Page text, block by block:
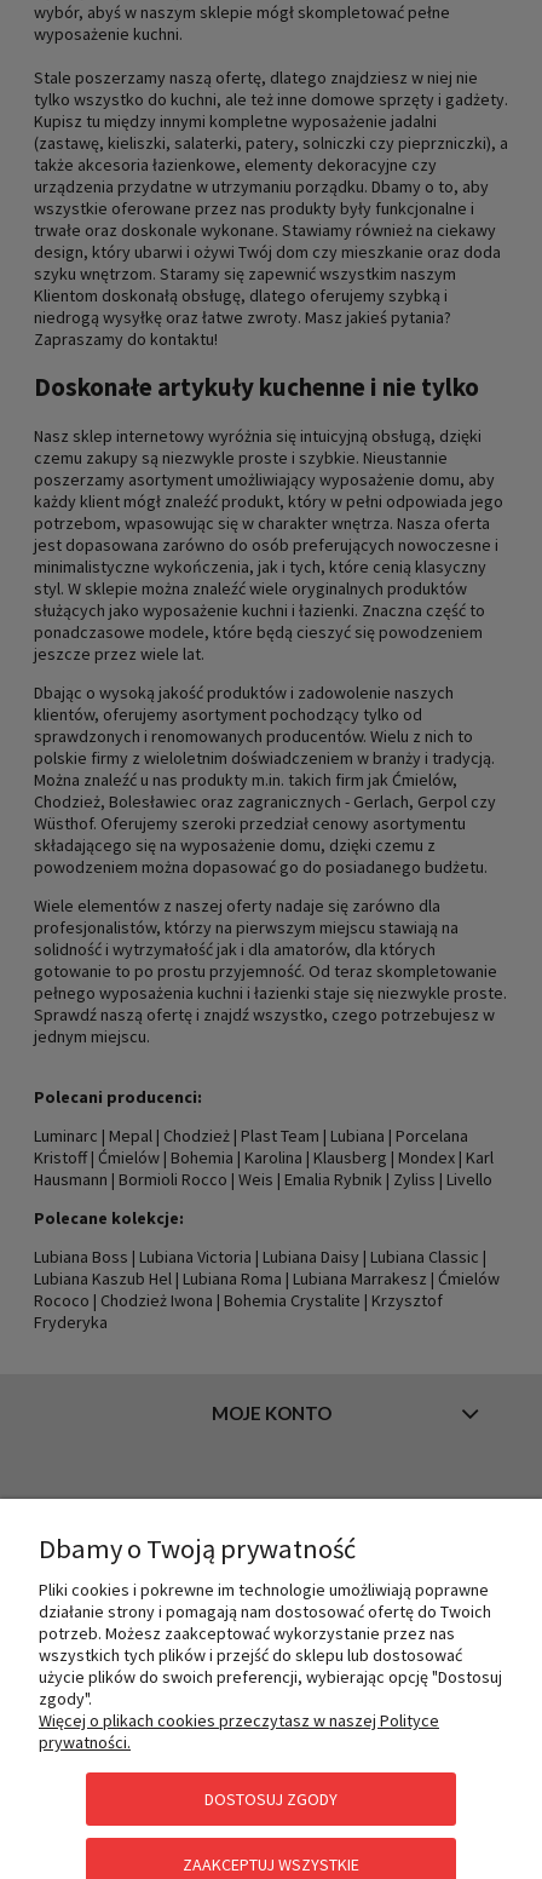
wybór, abyś w naszym sklepie mógł skompletować pełne
wyposażenie kuchni.
Stale poszerzamy naszą ofertę, dlatego znajdziesz w niej nie
tylko wszystko do kuchni, ale też inne domowe sprzęty i gadżety.
Kupisz tu między innymi kompletne wyposażenie jadalni
(zastawę, kieliszki, salaterki, patery, solniczki czy pieprzniczki), a
także akcesoria łazienkowe, elementy dekoracyjne czy
urządzenia przydatne w utrzymaniu porządku. Dbamy o to, aby
wszystkie oferowane przez nas produkty były funkcjonalne i
trwałe oraz doskonale wykonane. Stawiamy również na ciekawy
design, który ubarwi i ożywi Twój dom czy mieszkanie oraz doda
szyku wnętrzom. Staramy się zapewnić wszystkim naszym
Klientom doskonałą obsługę, dlatego oferujemy szybką i
niedrogą wysyłkę oraz łatwe zwroty. Masz jakieś pytania?
Zapraszamy do kontaktu!
Doskonałe artykuły kuchenne i nie tylko
Nasz sklep internetowy wyróżnia się intuicyjną obsługą, dzięki
czemu zakupy są niezwykle proste i szybkie. Nieustannie
poszerzamy asortyment umożliwiający wyposażenie domu, aby
każdy klient mógł znaleźć produkt, który w pełni odpowiada jego
potrzebom, wpasowując się w charakter wnętrza. Nasza oferta
jest dopasowana zarówno do osób preferujących nowoczesne i
minimalistyczne wykończenia, jak i tych, które cenią klasyczny
styl. W sklepie można znaleźć wiele oryginalnych produktów
służących jako wyposażenie kuchni i łazienki. Znaczna część to
ponadczasowe modele, które będą cieszyć się powodzeniem
jeszcze przez wiele lat.
Dbając o wysoką jakość produktów i zadowolenie naszych
klientów, oferujemy asortyment pochodzący tylko od
sprawdzonych i renomowanych producentów. Wielu z nich to
polskie firmy z wieloletnim doświadczeniem w branży i tradycją.
Można znaleźć u nas produkty m.in. takich firm jak Ćmielów,
Chodzież, Bolesławiec oraz zagranicznych - Gerlach, Gerpol czy
Wüsthof. Oferujemy szeroki przedział cenowy asortymentu
składającego się na wyposażenie domu, dzięki czemu z
powodzeniem można dopasować go do posiadanego budżetu.
Wiele elementów z naszej oferty nadaje się zarówno dla
profesjonalistów, którzy na pierwszym miejscu stawiają na
solidność i wytrzymałość jak i dla amatorów, dla których
gotowanie to po prostu przyjemność. Od teraz skompletowanie
pełnego wyposażenia kuchni i łazienki staje się niezwykle proste.
Sprawdź naszą ofertę i znajdź wszystko, czego potrzebujesz w
jednym miejscu.
Polecani producenci:
Luminarc | Mepal | Chodzież | Plast Team | Lubiana | Porcelana
Kristoff| Ćmielów | Bohemia | Karolina | Klausberg | Mondex | Karl
Hausmann | Bormioli Rocco | Weis | Emalia Rybnik | Zyliss | Livello
Polecane kolekcje:
Lubiana Boss | Lubiana Victoria | Lubiana Daisy | Lubiana Classic |
Lubiana Kaszub Hel | Lubiana Roma | Lubiana Marrakesz | Ćmielów
Rococo | Chodzież Iwona | Bohemia Crystalite | Krzysztof
Fryderyka
MOJE KONTO
O NAS
POMOC
Dbamy o Twoją prywatność
Pliki cookies i pokrewne im technologie umożliwiają poprawne
działanie strony i pomagają nam dostosować ofertę do Twoich
potrzeb. Możesz zaakceptować wykorzystanie przez nas
wszystkich tych plików i przejść do sklepu lub dostosować
użycie plików do swoich preferencji, wybierając opcję "Dostosuj
zgody".
Więcej o plikach cookies przeczytasz w naszej Polityce
prywatności.
DOSTOSUJ ZGODY
ZAAKCEPTUJ WSZYSTKIE